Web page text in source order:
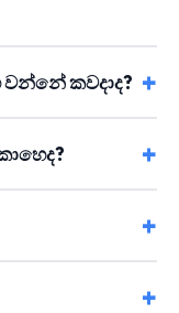
කවදාද?